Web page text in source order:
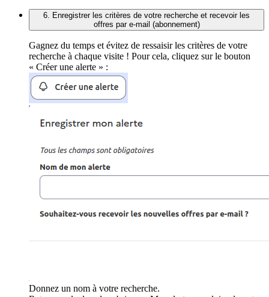
6. Enregistrer les critères de votre recherche et recevoir les
offres par e-mail (abonnement)
Gagnez du temps et évitez de ressaisir les critères de votre
recherche à chaque visite ! Pour cela, cliquez sur le bouton
« Créer une alerte » :
Donnez un nom à votre recherche.